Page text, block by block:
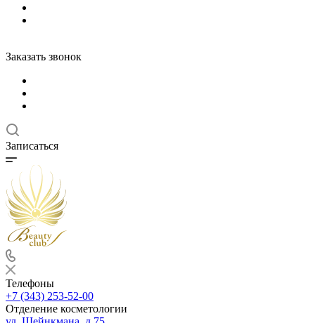
Заказать звонок
Записаться
Телефоны
+7 (343) 253-52-00
Отделение косметологии